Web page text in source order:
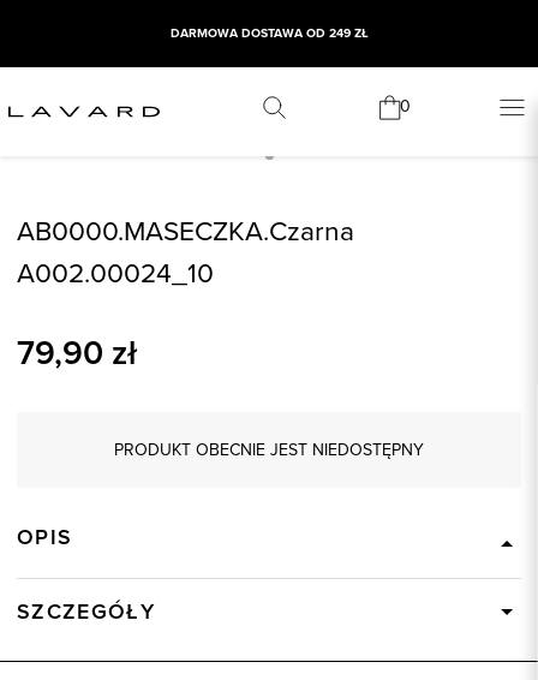
DARMOWA DOSTAWA OD 249 ZŁ
0
AB0000.MASECZKA.Czarna
A002.00024_10
79,90 zł
PRODUKT OBECNIE JEST NIEDOSTĘPNY
OPIS
SZCZEGÓŁY